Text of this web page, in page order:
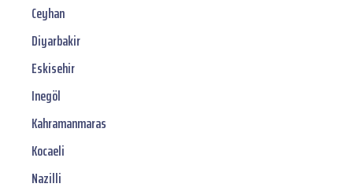
Ceyhan
Diyarbakir
Eskisehir
Inegöl
Kahramanmaras
Kocaeli
Nazilli